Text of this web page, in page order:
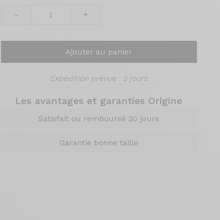
- +
Ajouter au panier
Expédition prévue : 3 jours
Les avantages et garanties Origine
Satisfait ou remboursé 30 jours
Garantie bonne taille